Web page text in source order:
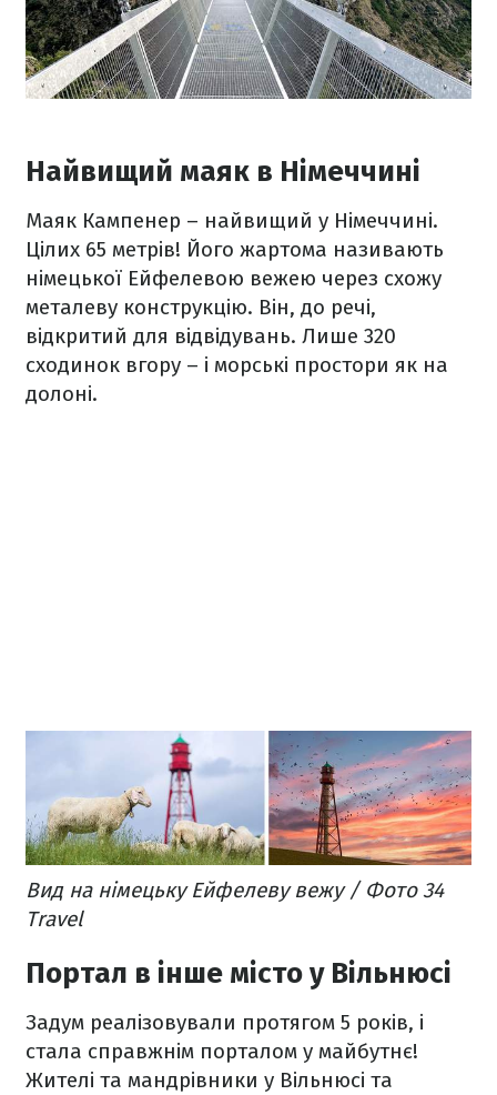
Найвищий маяк в Німеччині
Маяк Кампенер – найвищий у Німеччині.
Цілих 65 метрів! Його жартома називають
німецької Ейфелевою вежею через схожу
металеву конструкцію. Він, до речі,
відкритий для відвідувань. Лише 320
сходинок вгору – і морські простори як на
долоні.
Вид на німецьку Ейфелеву вежу / Фото 34
Travel
Портал в інше місто у Вільнюсі
Задум реалізовували протягом 5 років, і
стала справжнім порталом у майбутнє!
Жителі та мандрівники у Вільнюсі та